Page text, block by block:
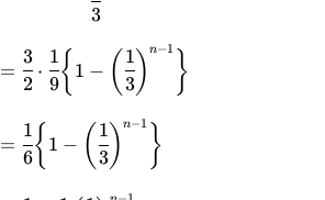
\cfrac{1}{3}}
\bigg(\cfrac{1}
{3}\bigg)^{n-
1}\bigg\}}
{\cfrac{2}{3}}
3
=\cfrac{3}
{2}\cdot\cfrac{1}
{9}\bigg\{1-
\bigg(\cfrac{1}
=
2
3
⋅
9
1{ 1 − ( 3
1) n−1 }
=\cfrac{1}
{6}\bigg\{1-
=
6
1{ 1 − ( 3
1) n−1 }